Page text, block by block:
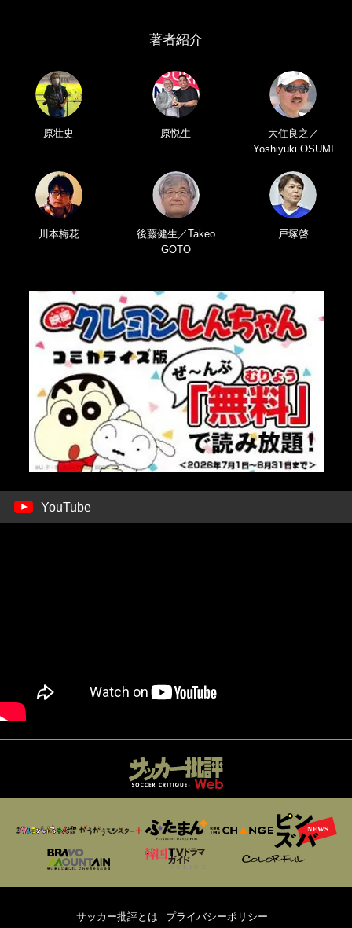
著者紹介
原壮史 原悦生
大住良之／
Yoshiyuki OSUMI
川本梅花
後藤健生／Takeo
GOTO
戸塚啓
YouTube
サッカー批評とは プライバシーポリシー